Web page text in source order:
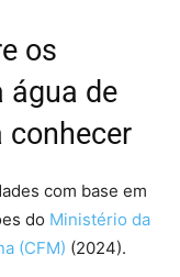
os
água de
conhecer
com base em
do Ministério da
(CFM) (2024).